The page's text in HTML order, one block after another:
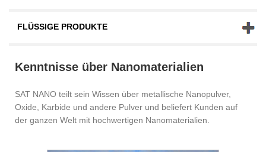
FLÜSSIGE PRODUKTE
Kenntnisse über Nanomaterialien
SAT NANO teilt sein Wissen über metallische Nanopulver,
Oxide, Karbide und andere Pulver und beliefert Kunden auf
der ganzen Welt mit hochwertigen Nanomaterialien.